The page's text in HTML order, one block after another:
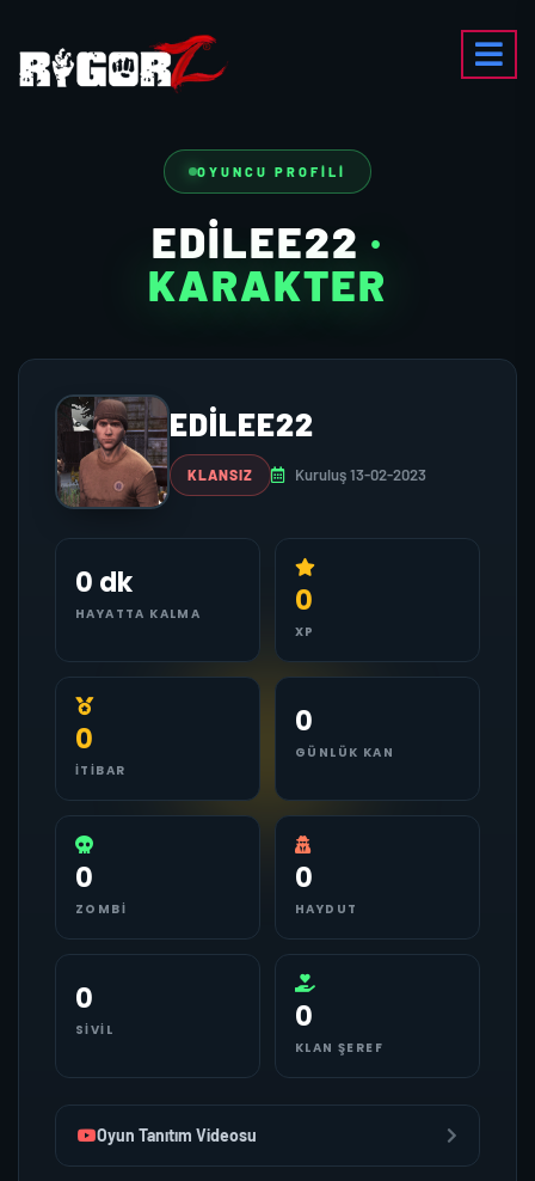
OYUNCU PROFILI
EDILEE22 ·
KARAKTER
EDILEE22
KLANSIZ Kuruluş 13-02-2023
0 dk
HAYATTA KALMA 0
XP
0
İTIBAR
0
GÜNLÜK KAN
0
ZOMBI
0
HAYDUT
0
SIVIL 0
KLAN ŞEREF
Oyun Tanıtım Videosu